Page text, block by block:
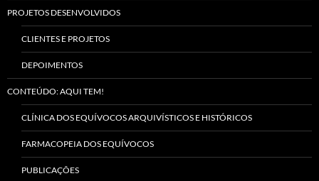
PROJETOS DESENVOLVIDOS
CLIENTES E PROJETOS
DEPOIMENTOS
CONTEÚDO: AQUI TEM!
CLÍNICA DOS EQUÍVOCOS ARQUIVÍSTICOS E HISTÓRICOS
FARMACOPEIA DOS EQUÍVOCOS
PUBLICAÇÕES